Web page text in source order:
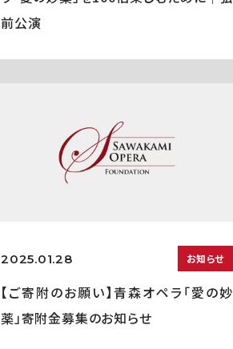
前公演
2025.01.28 お知らせ
【ご寄附のお願い】青森オペラ「愛の妙
薬」寄附金募集のお知らせ